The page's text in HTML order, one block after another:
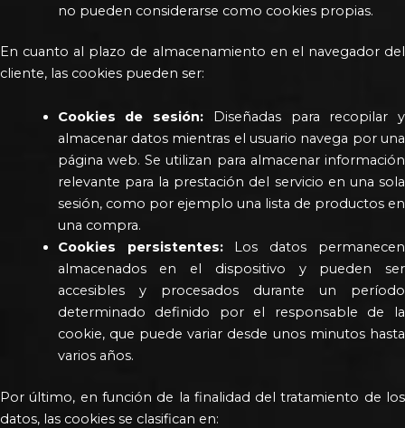
no pueden considerarse como cookies propias.
En cuanto al plazo de almacenamiento en el navegador del
cliente, las cookies pueden ser:
Cookies de sesión: Diseñadas para recopilar y
almacenar datos mientras el usuario navega por una
página web. Se utilizan para almacenar información
relevante para la prestación del servicio en una sola
sesión, como por ejemplo una lista de productos en
una compra.
Cookies persistentes:Los datos permanecen
almacenados en el dispositivo y pueden ser
accesibles y procesados durante un período
determinado definido por el responsable de la
cookie, que puede variar desde unos minutos hasta
varios años.
Por último, en función de la finalidad del tratamiento de los
datos, las cookies se clasifican en: